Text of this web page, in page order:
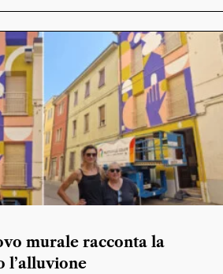
murale racconta la
l’alluvione